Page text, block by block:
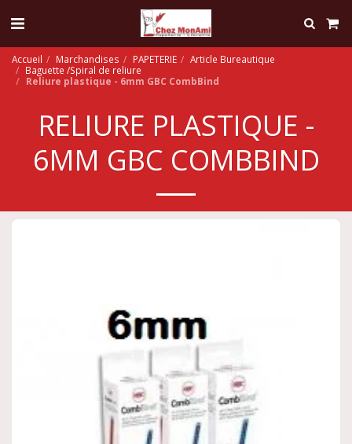
Accueil Marchandises PAPETERIE
Article Bureautique
Baguette /Spiral de reliure
Reliure plastique - 6mm GBC CombBind
RELIURE PLASTIQUE -
6MM GBC COMBBIND